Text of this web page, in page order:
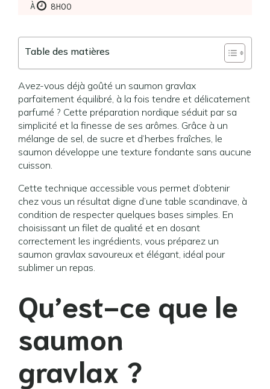
À 8H00
Table des matières
Avez-vous déjà goûté un saumon gravlax
parfaitement équilibré, à la fois tendre et délicatement
parfumé ? Cette préparation nordique séduit par sa
simplicité et la finesse de ses arômes. Grâce à un
mélange de sel, de sucre et d’herbes fraîches, le
saumon développe une texture fondante sans aucune
cuisson.
Cette technique accessible vous permet d’obtenir
chez vous un résultat digne d’une table scandinave, à
condition de respecter quelques bases simples. En
choisissant un filet de qualité et en dosant
correctement les ingrédients, vous préparez un
saumon gravlax savoureux et élégant, idéal pour
sublimer un repas.
Qu’est-ce que le
saumon
gravlax ?